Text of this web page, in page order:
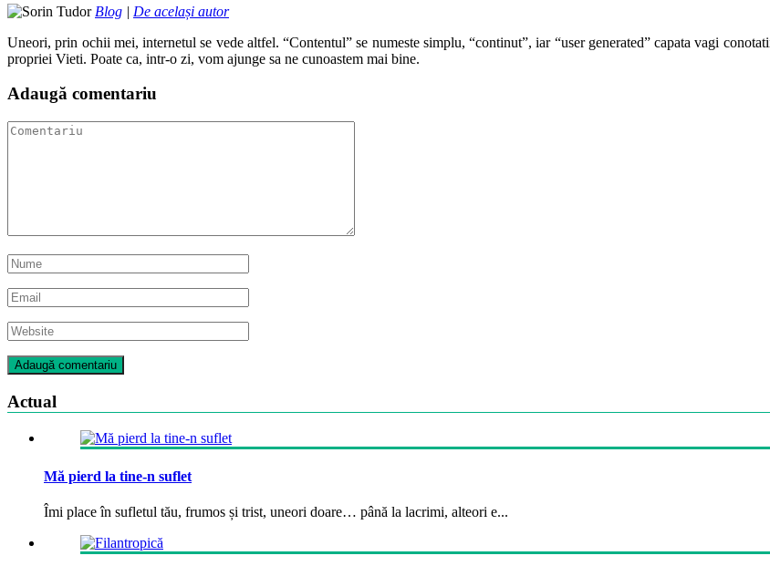
Blog | De același autor
Uneori, prin ochii mei, internetul se vede altfel. “Contentul” se numeste simplu, “continut”, iar “user generated” capata vagi
propriei Vieti. Poate ca, intr-o zi, vom ajunge sa ne cunoastem mai bine.
Adaugă comentariu
Actual
Mă pierd la tine-n suflet
Îmi place în sufletul tău, frumos și trist, uneori doare… până la lacrimi, alteori e...